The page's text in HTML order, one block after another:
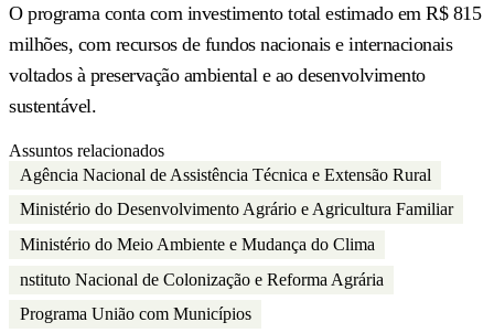
O programa conta com investimento total estimado em R$ 815
milhões, com recursos de fundos nacionais e internacionais
voltados à preservação ambiental e ao desenvolvimento
sustentável.
Assuntos relacionados
Agência Nacional de Assistência Técnica e Extensão Rural
Ministério do Desenvolvimento Agrário e Agricultura Familiar
Ministério do Meio Ambiente e Mudança do Clima
nstituto Nacional de Colonização e Reforma Agrária
Programa União com Municípios